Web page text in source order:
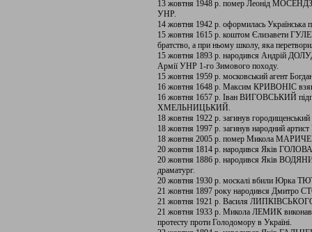
13 жовтня 1948 р. помер Леонід МОСЕНДЗ,
УНР.
14 жовтня 1942 р. оформилась Українська
15 жовтня 1615 р. коштом Єлизавети
братство, а при ньому школу, яка
15 жовтня 1893 р. народився Андрій
Армії УНР 1-го Зимового походу.
15 жовтня 1959 р. московський агент
16 жовтня 1648 р. Максим КРИВОНІС
16 жовтня 1657 р. Іван ВИГОВСЬКИЙ
ХМЕЛЬНИЦЬКИЙ.
18 жовтня 1922 р. загинув
18 жовтня 1997 р. загинув народний
18 жовтня 2005 р. помер Микола
20 жовтня 1814 р. народився Яків
20 жовтня 1886 р. народився Яків
драматург.
20 жовтня 1930 р. москалі вбили Юрка
21 жовтня 1897 року народився Дмитро
21 жовтня 1921 р. Василя
21 жовтня 1933 р. Микола ЛЕМИК виконав
протесту проти Голодомору в Україні.